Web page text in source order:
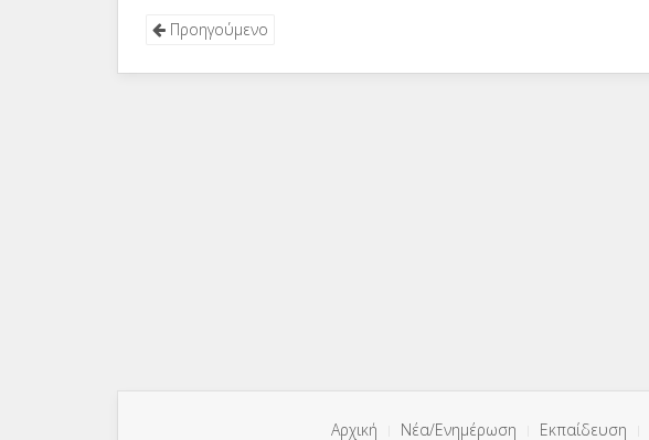
Προηγούμενο
Αρχική Νέα/Ενημέρωση Εκπαίδευση